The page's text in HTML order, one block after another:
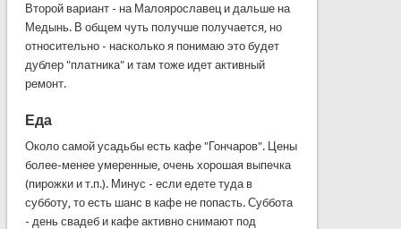
Второй вариант- на Малоярославеци дальше на
Медынь. В общем чуть получше получается, но
относительно- насколькоя понимаюэто будет
дублер"платника" и там тоже идет активный
ремонт.
Еда
Около самой усадьбы есть кафе"Гончаров". Цены
более-менее умеренные, очень хорошая выпечка
(пирожкии т.п.). Минус - если едете тудав
субботу, то есть шанс в кафе не попасть. Суббота
- день свадеби кафе активно снимаютпод